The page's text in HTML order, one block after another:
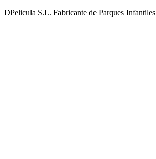
DPelicula S.L. Fabricante de Parques Infantiles